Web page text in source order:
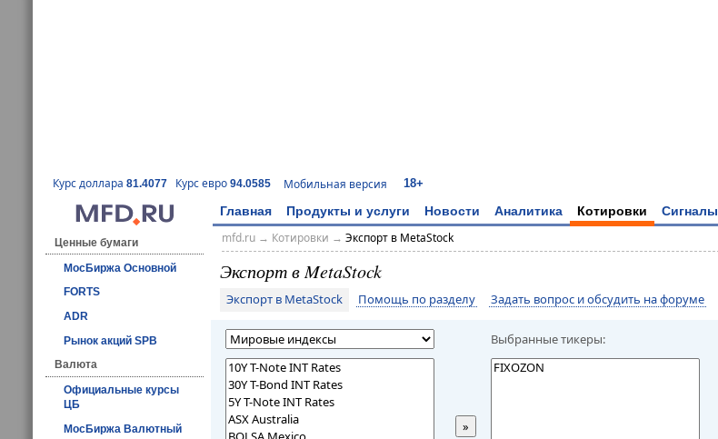
Курс доллара 81.4077 Курс евро 94.0585 Мобильная версия 18+
Главная Продукты и услуги Новости Аналитика Котировки Сигналы
Ценные бумаги
МосБиржа Основной
FORTS
ADR
Рынок акций SPB
Валюта
Официальные курсы
ЦБ
МосБиржа Валютный
mfd.ru→ Котировки → Экспорт в MetaStock
Экспорт в MetaStock
Экспорт в MetaStock Помощь по разделу Задать вопрос и обсудить на форуме
Выбранные тикеры:
»